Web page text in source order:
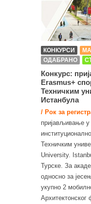
КОНКУРСИ
ОДАБРАНО
Конкурс:
Erasmus+
Техничким
Истанбула
/ Рок за
пријављивање
Техничким
University.
Турске. За
односно за
укупно 2
Архитектонског